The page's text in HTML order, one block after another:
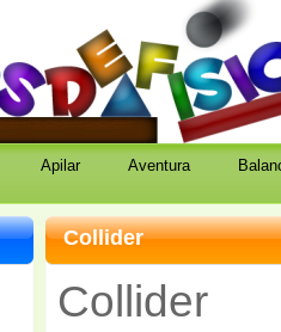
fisica
fisica gratis
Apilar Aventura
Collider
Collider